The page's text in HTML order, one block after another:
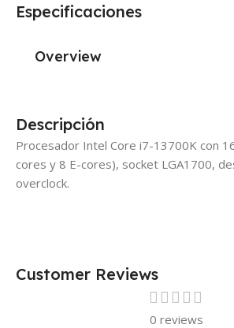
Descripción
Procesador Intel Core i7-13700K con
cores y 8 E-cores), socket LGA1700,
overclock.
Especificaciones
Overview
Customer Reviews
0 reviews